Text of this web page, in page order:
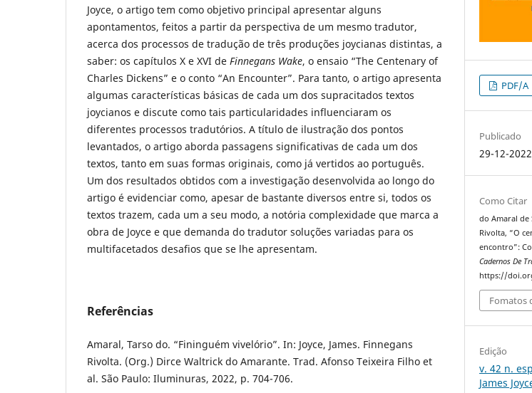
Joyce, o artigo tem como objetivo principal apresentar alguns
apontamentos, feitos a partir da perspectiva de um mesmo tradutor,
acerca dos processos de tradução de três produções joycianas distintas, a
saber: os capítulos X e XVI de Finnegans Wake, o ensaio “The Centenary of
Charles Dickens” e o conto “An Encounter”. Para tanto, o artigo apresenta
algumas características básicas de cada um dos supracitados textos
joycianos e discute como tais particularidades influenciaram os
diferentes processos tradutórios. A título de ilustração dos pontos
levantados, o artigo aborda passagens significativas de cada um dos
textos, tanto em suas formas originais, como já vertidos ao português.
Um dos resultados obtidos com a investigação desenvolvida ao longo do
artigo é evidenciar como, apesar de bastante diversos entre si, todos os
textos trazem, cada um a seu modo, a notória complexidade que marca a
obra de Joyce e que demanda do tradutor soluções variadas para os
multifacetados desafios que se lhe apresentam.
Referências
Amaral, Tarso do. “Fininguém vivelório”. In: Joyce, James. Finnegans
Rivolta. (Org.) Dirce Waltrick do Amarante. Trad. Afonso Teixeira Filho et
al. São Paulo: Iluminuras, 2022, p. 704-706.
PDF/A
Publicado
29-12-2022
Como Citar
do Amaral de
Rivolta, “O
encontro”:
Cadernos De
https://
Fomatos
Edição
v. 42 n.
James